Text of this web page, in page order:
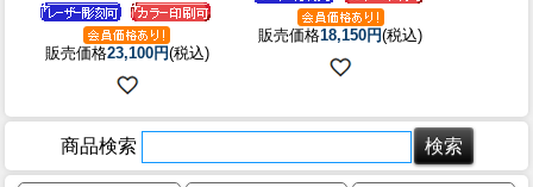
販売価格23,100円(税込)
販売価格18,150円(税込)
商品検索